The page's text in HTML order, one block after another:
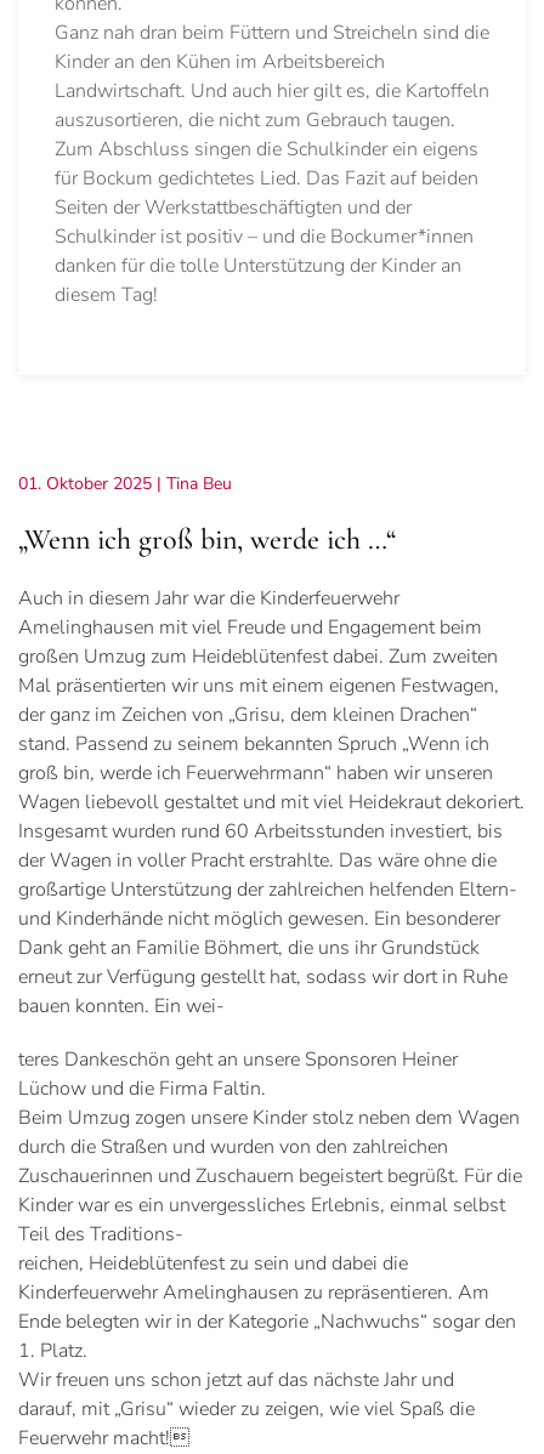
Ganz nah dran beim Füttern und Streicheln sind die
Kinder an den Kühen im Arbeitsbereich
Landwirtschaft. Und auch hier gilt es, die Kartoffeln
auszusortieren, die nicht zum Gebrauch taugen.
Zum Abschluss singen die Schulkinder ein eigens
für Bockum gedichtetes Lied. Das Fazit auf beiden
Seiten der Werkstattbeschäftigten und der
Schulkinder ist positiv – und die Bockumer*innen
danken für die tolle Unterstützung der Kinder an
diesem Tag!
01. Oktober 2025 | Tina Beu
„Wenn ich groß bin, werde ich …“
Auch in diesem Jahr war die Kinderfeuerwehr
Amelinghausen mit viel Freude und Engagement beim
großen Umzug zum Heideblütenfest dabei. Zum zweiten
Mal präsentierten wir uns mit einem eigenen Festwagen,
der ganz im Zeichen von „Grisu, dem kleinen Drachen“
stand. Passend zu seinem bekannten Spruch „Wenn ich
groß bin, werde ich Feuerwehrmann“ haben wir unseren
Wagen liebevoll gestaltet und mit viel Heidekraut dekoriert.
Insgesamt wurden rund 60 Arbeitsstunden investiert, bis
der Wagen in voller Pracht erstrahlte. Das wäre ohne die
großartige Unterstützung der zahlreichen helfenden Eltern-
und Kinderhände nicht möglich gewesen. Ein besonderer
Dank geht an Familie Böhmert, die uns ihr Grundstück
erneut zur Verfügung gestellt hat, sodass wir dort in Ruhe
bauen konnten. Ein wei-
teres Dankeschön geht an unsere Sponsoren Heiner
Lüchow und die Firma Faltin.
Beim Umzug zogen unsere Kinder stolz neben dem Wagen
durch die Straßen und wurden von den zahlreichen
Zuschauerinnen und Zuschauern begeistert begrüßt. Für die
Kinder war es ein unvergessliches Erlebnis, einmal selbst
Teil des Traditions-
reichen, Heideblütenfest zu sein und dabei die
Kinderfeuerwehr Amelinghausen zu repräsentieren. Am
Ende belegten wir in der Kategorie „Nachwuchs“ sogar den
1. Platz.
Wir freuen uns schon jetzt auf das nächste Jahr und
darauf, mit „Grisu“ wieder zu zeigen, wie viel Spaß die
Feuerwehr macht!